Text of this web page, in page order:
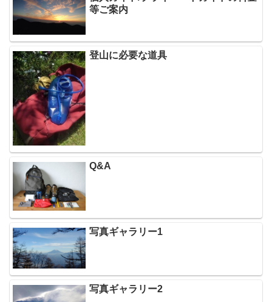
等ご案内
登山に必要な道具
Q&A
写真ギャラリー1
写真ギャラリー2